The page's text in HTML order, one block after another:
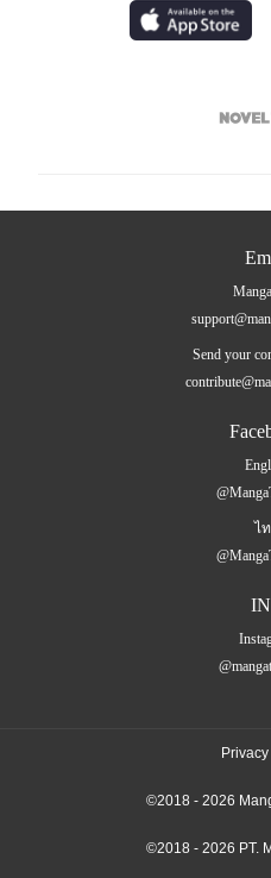
Send your
ไ
©2018 - 2026
©2018 - 2026 PT.